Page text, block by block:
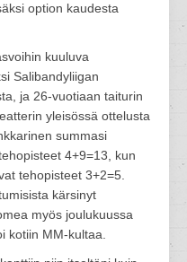
option kaudesta
kuuluva
Salibandyliigan
ja 26-vuotiaan taiturin
yleisössä ottelusta
summasi
4+9=13, kun
tehopisteet 3+2=5.
kärsinyt
myös joulukuussa
kotiin MM-kultaa.